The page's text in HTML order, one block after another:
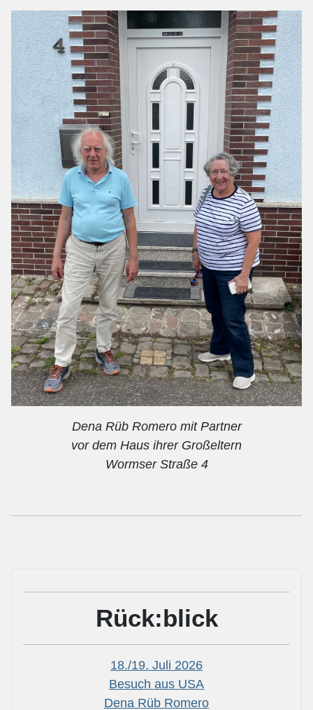
Dena Rüb Romero mit Partner
vor dem Haus ihrer Großeltern
Wormser Straße 4
Rück:blick
18./19. Juli 2026
Besuch aus USA
Dena Rüb Romero